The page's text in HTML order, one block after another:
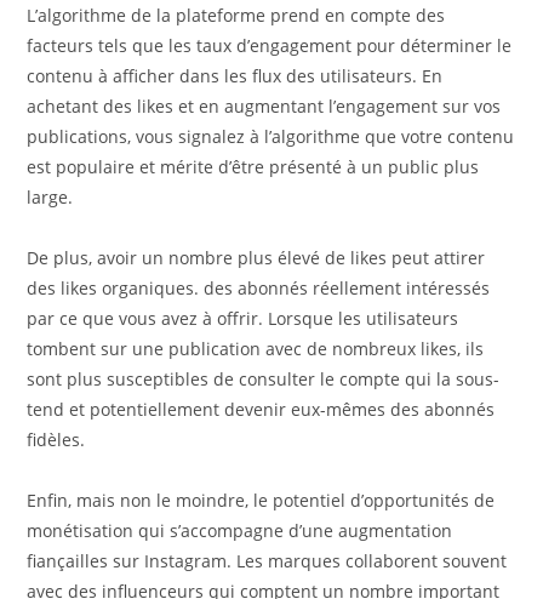
L’algorithme de la plateforme prend en compte des
facteurs tels que les taux d’engagement pour déterminer le
contenu à afficher dans les flux des utilisateurs. En
achetant des likes et en augmentant l’engagement sur vos
publications, vous signalez à l’algorithme que votre contenu
est populaire et mérite d’être présenté à un public plus
large.
De plus, avoir un nombre plus élevé de likes peut attirer
des likes organiques. des abonnés réellement intéressés
par ce que vous avez à offrir. Lorsque les utilisateurs
tombent sur une publication avec de nombreux likes, ils
sont plus susceptibles de consulter le compte qui la sous-
tend et potentiellement devenir eux-mêmes des abonnés
fidèles.
Enfin, mais non le moindre, le potentiel d’opportunités de
monétisation qui s’accompagne d’une augmentation
fiançailles sur Instagram. Les marques collaborent souvent
avec des influenceurs qui comptent un nombre important